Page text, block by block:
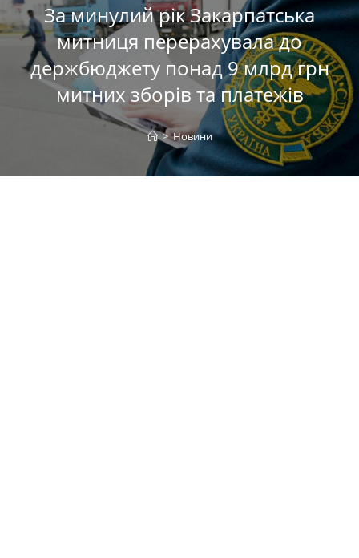
За минулий рік Закарпатська
митниця перерахувала до
держбюджету понад 9 млрд грн
митних зборів та платежів
> Новини